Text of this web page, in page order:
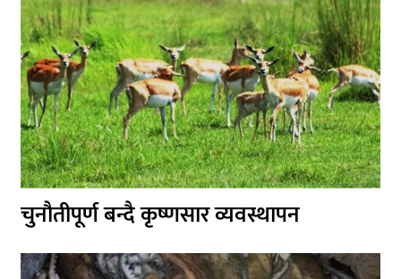
चुनौतीपूर्ण बन्दै कृष्णसार व्यवस्थापन